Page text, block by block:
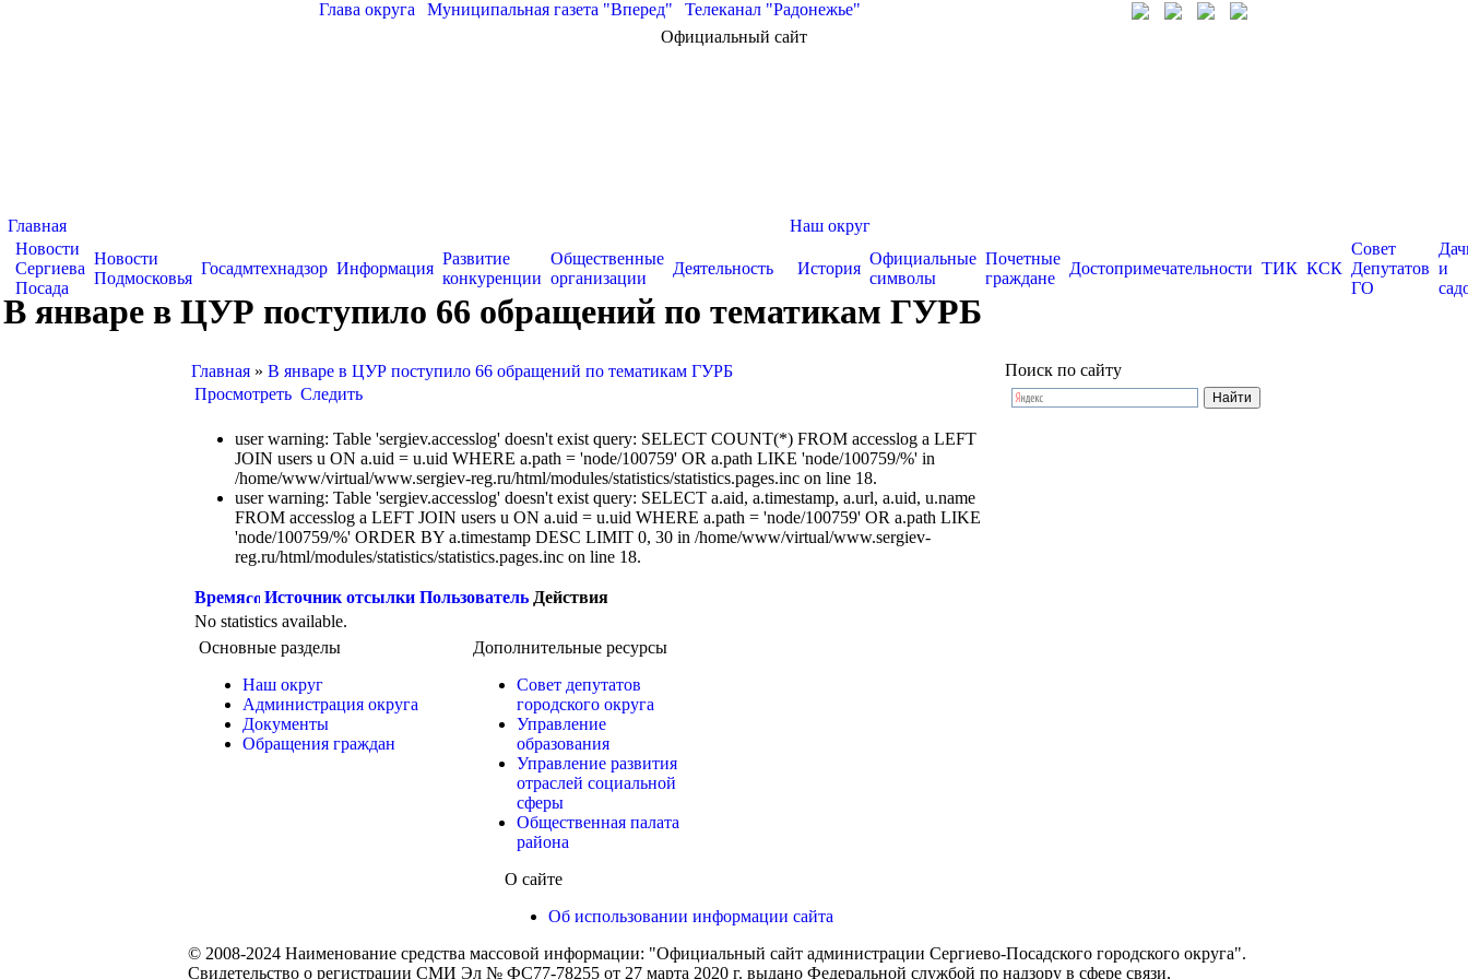
Глава округа Муниципальная газета "Вперед"
Телеканал "Радонежье"
Официальный сайт
Главная
Новости
Сергиева
Посада
Новости
Подмосковья
Госадмтехнадзор Информация
Развитие
конкуренции
Общественные
организации
Деятельность
Наш округ
История
Официальные
символы
Почетные
граждане
Достопримечательности ТИК КСК
Совет
Депутатов
ГО
и
В январе в ЦУР поступило 66 обращений по тематикам ГУРБ
Главная » В январе в ЦУР поступило 66 обращений по тематикам ГУРБ
Просмотреть Следить
user warning: Table 'sergiev.accesslog' doesn't exist query: SELECT COUNT(*) FROM accesslog a LEFT
JOIN users u ON a.uid = u.uid WHERE a.path = 'node/100759' OR a.path LIKE 'node/100759/%' in
/home/www/virtual/www.sergiev-reg.ru/html/modules/statistics/statistics.pages.inc on line 18.
user warning: Table 'sergiev.accesslog' doesn't exist query: SELECT a.aid, a.timestamp, a.url, a.uid, u.name
FROM accesslog a LEFT JOIN users u ON a.uid = u.uid WHERE a.path = 'node/100759' OR a.path LIKE
'node/100759/%' ORDER BY a.timestamp DESC LIMIT 0, 30 in /home/www/virtual/www.sergiev-
reg.ru/html/modules/statistics/statistics.pages.inc on line 18.
Время Источник отсылки Пользователь Действия
No statistics available.
Поиск по сайту
Основные разделы
Наш округ
Администрация округа
Документы
Обращения граждан
Дополнительные ресурсы
Совет депутатов
городского округа
Управление
образования
Управление развития
отраслей социальной
сферы
Общественная палата
района
О сайте
Об использовании информации сайта
© 2008-2024 Наименование средства массовой информации: "Официальный сайт администрации Сергиево-Посадского городского округа".
Свидетельство о регистрации СМИ Эл № ФС77-78255 от 27 марта 2020 г. выдано Федеральной службой по надзору в сфере связи,